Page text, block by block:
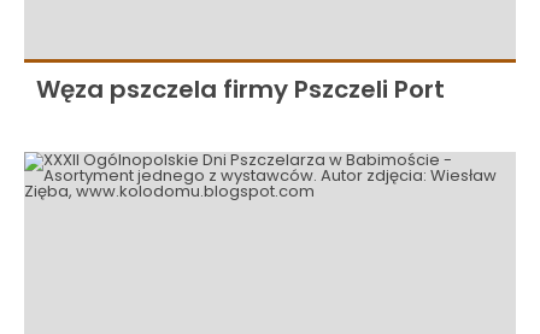
Węza pszczela firmy Pszczeli Port